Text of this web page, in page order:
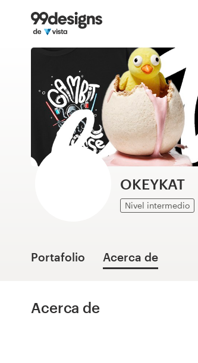
OKEYKAT
Nivel intermedio
Portafolio Acerca de
Acerca de
Inicio
Explorar categorías
Cómo es
Encontrar un diseñador
Inspiración
diseño
Proyectos 1-1